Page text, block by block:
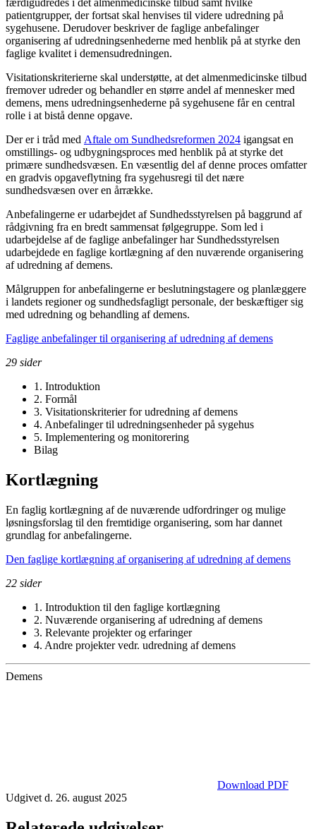
færdigudredes i det almenmedicinske tilbud samt hvilke
patientgrupper, der fortsat skal henvises til videre udredning på
sygehusene. Derudover beskriver de faglige anbefalinger
organisering af udredningsenhederne med henblik på at styrke den
faglige kvalitet i demensudredningen.
Visitationskriterierne skal understøtte, at det almenmedicinske tilbud
fremover udreder og behandler en større andel af mennesker med
demens, mens udredningsenhederne på sygehusene får en central
rolle i at bistå denne opgave.
Der er i tråd med Aftale om Sundhedsreformen 2024 igangsat en
omstillings- og udbygningsproces med henblik på at styrke det
primære sundhedsvæsen. En væsentlig del af denne proces omfatter
en gradvis opgaveflytning fra sygehusregi til det nære
sundhedsvæsen over en årrække.
Anbefalingerne er udarbejdet af Sundhedsstyrelsen på baggrund af
rådgivning fra en bredt sammensat følgegruppe. Som led i
udarbejdelse af de faglige anbefalinger har Sundhedsstyrelsen
udarbejdede en faglige kortlægning af den nuværende organisering
af udredning af demens.
Målgruppen for anbefalingerne er beslutningstagere og planlæggere
i landets regioner og sundhedsfagligt personale, der beskæftiger sig
med udredning og behandling af demens.
Faglige anbefalinger til organisering af udredning af demens
29 sider
1. Introduktion
2. Formål
3. Visitationskriterier for udredning af demens
4. Anbefalinger til udredningsenheder på sygehus
5. Implementering og monitorering
Bilag
Kortlægning
En faglig kortlægning af de nuværende udfordringer og mulige
løsningsforslag til den fremtidige organisering, som har dannet
grundlag for anbefalingerne.
Den faglige kortlægning af organisering af udredning af demens
22 sider
1. Introduktion til den faglige kortlægning
2. Nuværende organisering af udredning af demens
3. Relevante projekter og erfaringer
4. Andre projekter vedr. udredning af demens
Demens
Download PDF
Udgivet d. 26. august 2025